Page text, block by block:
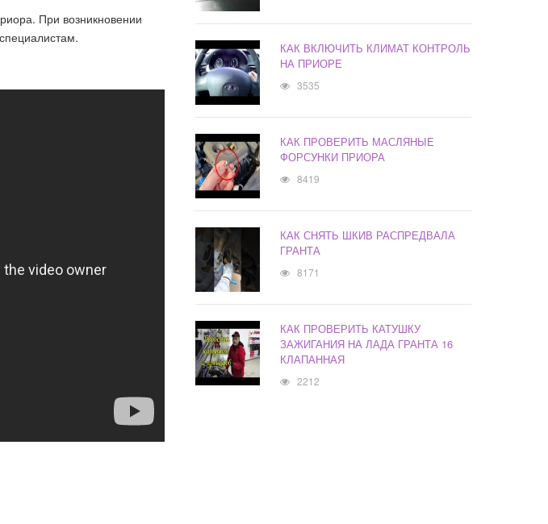
При возникновении
КАК ВКЛЮЧИТЬ КЛИМАТ КОНТРОЛЬ
НА ПРИОРЕ
3535
КАК ПРОВЕРИТЬ МАСЛЯНЫЕ
ФОРСУНКИ ПРИОРА
8419
КАК СНЯТЬ ШКИВ РАСПРЕДВАЛА
ГРАНТА
8171
КАК ПРОВЕРИТЬ КАТУШКУ
ЗАЖИГАНИЯ НА ЛАДА ГРАНТА 16
КЛАПАННАЯ
2212